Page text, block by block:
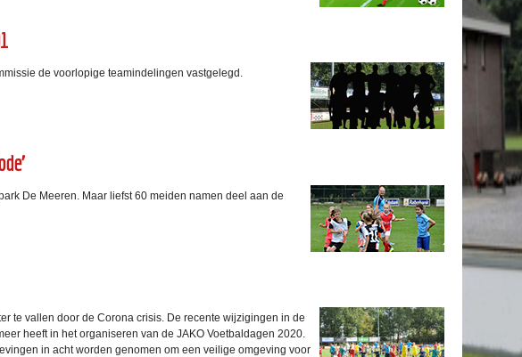
de voorlopige teamindelingen vastgelegd.
De Meeren. Maar liefst 60 meiden namen deel aan de
te vallen door de Corona crisis. De recente wijzigingen in de
heeft in het organiseren van de JAKO Voetbaldagen 2020.
in acht worden genomen om een veilige omgeving voor